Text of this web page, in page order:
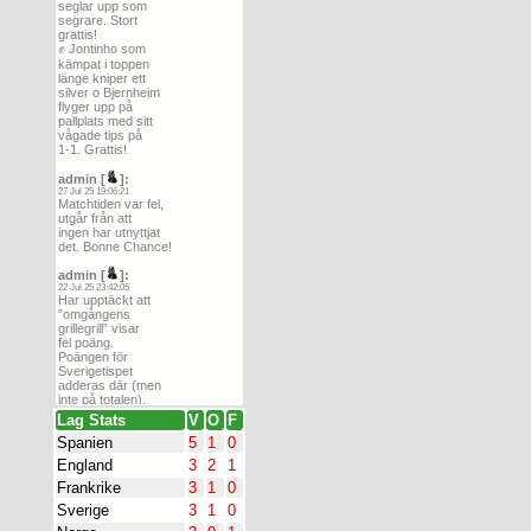
Jonisco , jonki
Julle1891
Karlbeer
KistaHills, Klinsmanne
Kolmilan194
Lamell, LameloBall
Larsilund , Larssa
Lenny K
Limpan79
lovewiklund,
LUDDEK
macattack, Mallorca
Malta
mangemunkjensen
ManonLaBleue
Masa2511
MatteGoal
Max, Maximumdude
MaxOElla, McGinn7
MediocreJoker, Mibo,
MNilion, Mocba,
Montequesta
montero
,
Morrocki
Mr MFF 21
mummel
Nifen
,
Nilslowbeer
NoahLind
seglar upp som
segrare. Stort
grattis!
✊️ Jontinho som
kämpat i toppen
länge kniper ett
silver o Bjernheim
flyger upp på
pallplats med sitt
vågade tips på
1-1. Grattis!
admin [ ]:
27 Jul 25 19:06:21
Matchtiden var fel,
utgår från att
ingen har utnyttjat
det. Bonne Chance!
admin [ ]:
22 Jul 25 23:42:05
Har upptäckt att
”omgångens
grillegrill” visar
fel poäng.
Poängen för
Sverigetispet
adderas där (men
inte på totalen).
Kosmetiskt fel
helt enkelt.
Skall verifiera
o se om vi kan fixa
det.
17 Jul 25 23:53:54
5p utdelade för
Lag Stats V O
F
Spanien
5 1
0
England
3 2
1
Frankrike
3 1
0
Sverige
3 1
0